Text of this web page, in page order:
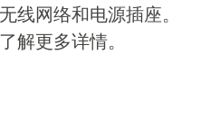
线网络和电源插座。
解更多详情。